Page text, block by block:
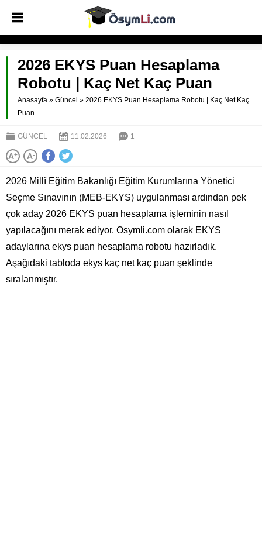
2026 EKYS Puan Hesaplama
Robotu | Kaç Net Kaç Puan
Anasayfa » Güncel » 2026 EKYS Puan Hesaplama Robotu | Kaç Net Kaç
Puan
GÜNCEL 11.02.2026 1
A+ A-
2026 Millî Eğitim Bakanlığı Eğitim Kurumlarına Yönetici
Seçme Sınavının (MEB-EKYS) uygulanması ardından pek
çok aday 2026 EKYS puan hesaplama işleminin nasıl
yapılacağını merak ediyor. Osymli.com olarak EKYS
adaylarına ekys puan hesaplama robotu hazırladık.
Aşağıdaki tabloda ekys kaç net kaç puan şeklinde
sıralanmıştır.